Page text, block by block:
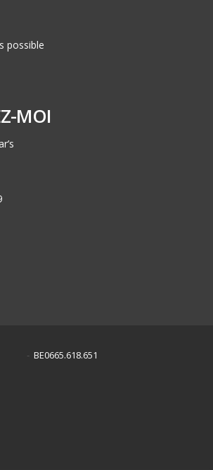
possible
MOI
- BE0665.618.651